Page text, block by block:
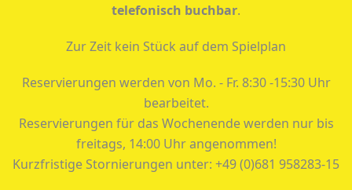
telefonisch buchbar.
Zur Zeit kein Stück auf dem Spielplan
Reservierungen werden von Mo. - Fr. 8:30 -15:30 Uhr
bearbeitet.
Reservierungen für das Wochenende werden nur bis
freitags, 14:00 Uhr angenommen!
Kurzfristige Stornierungen unter: +49 (0)681 958283-15